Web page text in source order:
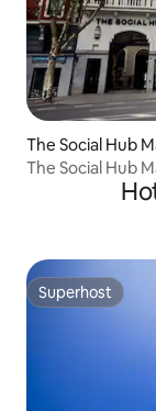
The Social Hub
The Social Hub
dobbeltseng
Superhost
Superhost